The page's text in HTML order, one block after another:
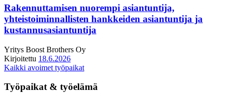
Rakennuttamisen nuorempi asiantuntija,
yhteistoiminnallisten hankkeiden asiantuntija ja
kustannusasiantuntija
Yritys Boost Brothers Oy
Kirjoitettu 18.6.2026
Kaikki avoimet työpaikat
Työpaikat & työelämä